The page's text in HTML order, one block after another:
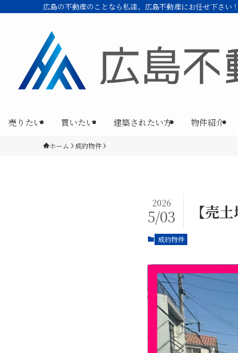
広島の不動産のことなら私達、広島不動産にお任せ下さい！
売りたい 買いたい 建築されたい方 物件紹介
ホーム 成約物件
【売
2026
5/03
成約物件